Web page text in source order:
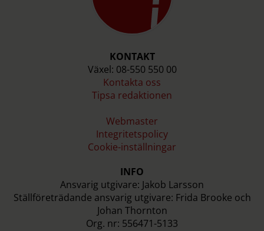
KONTAKT
Växel: 08-550 550 00
Kontakta oss
Tipsa redaktionen
Webmaster
Integritetspolicy
Cookie-inställningar
INFO
Ansvarig utgivare: Jakob Larsson
Ställföreträdande ansvarig utgivare: Frida Brooke och
Johan Thornton
Org. nr: 556471-5133